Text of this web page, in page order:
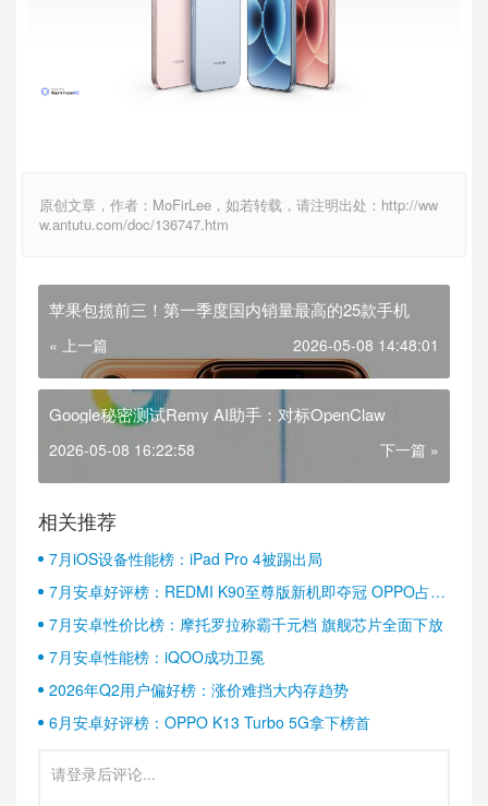
原创文章，作者：MoFirLee，如若转载，请注明出处：http://ww
w.antutu.com/doc/136747.htm
苹果包揽前三！第一季度国内销量最高的25款手机
« 上一篇 2026-05-08 14:48:01
Google秘密测试Remy AI助手：对标OpenClaw
2026-05-08 16:22:58 下一篇 »
相关推荐
7月iOS设备性能榜：iPad Pro 4被踢出局
7月安卓好评榜：REDMI K90至尊版新机即夺冠 OPPO占据
半壁江山
7月安卓性价比榜：摩托罗拉称霸千元档 旗舰芯片全面下放
7月安卓性能榜：iQOO成功卫冕
2026年Q2用户偏好榜：涨价难挡大内存趋势
6月安卓好评榜：OPPO K13 Turbo 5G拿下榜首